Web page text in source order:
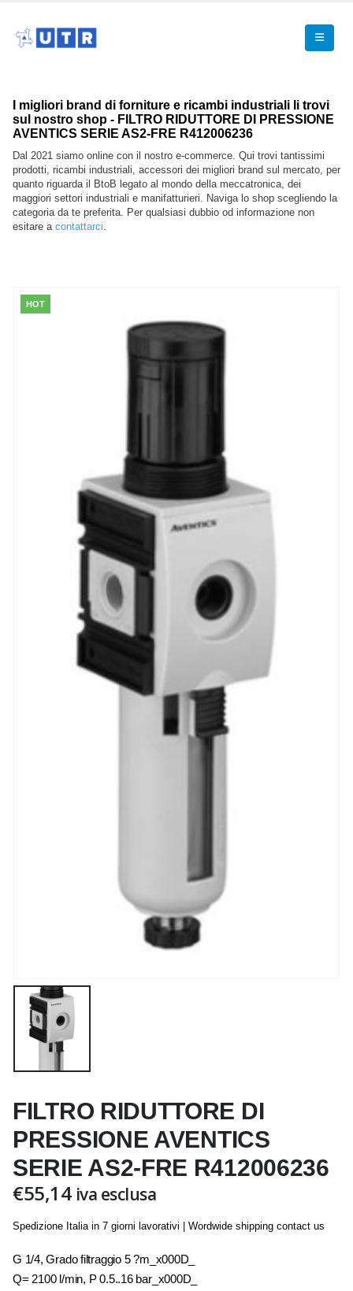
I migliori brand di forniture e ricambi industriali li trovi
sul nostro shop - FILTRO RIDUTTORE DI PRESSIONE
AVENTICS SERIE AS2-FRE R412006236
Dal 2021 siamo online con il nostro e-commerce. Qui trovi tantissimi
prodotti, ricambi industriali, accessori dei migliori brand sul mercato, per
quanto riguarda il BtoB legato al mondo della meccatronica, dei
maggiori settori industriali e manifatturieri. Naviga lo shop scegliendo la
categoria da te preferita. Per qualsiasi dubbio od informazione non
esitare a contattarci.
HOT
FILTRO RIDUTTORE DI
PRESSIONE AVENTICS
SERIE AS2-FRE R412006236
€55,14 iva esclusa
Spedizione Italia in 7 giorni lavorativi | Wordwide shipping contact us
G 1/4, Grado filtraggio 5 ?m_x000D_
Q= 2100 l/min, P 0.5..16 bar_x000D_